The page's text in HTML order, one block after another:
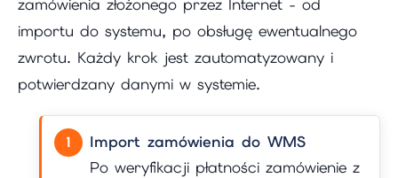
zamówienia złożonego przez Internet - od
importu do systemu, po obsługę ewentualnego
zwrotu. Każdy krok jest zautomatyzowany i
potwierdzany danymi w systemie.
Import zamówienia do WMS
Po weryfikacji płatności zamówienie z